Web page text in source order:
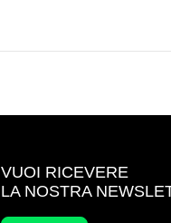
VUOI RICEVERE
LA NOSTRA